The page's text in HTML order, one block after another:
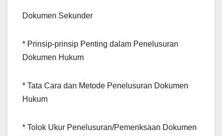
Dokumen Sekunder
* Prinsip-prinsip Penting dalam Penelusuran
Dokumen Hukum
* Tata Cara dan Metode Penelusuran Dokumen
Hukum
* Tolok Ukur Penelusuran/Pemeriksaan Dokumen